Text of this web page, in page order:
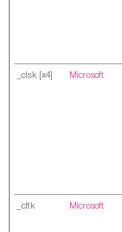
_clsk [x4] Microsoft
_cltk Microsoft